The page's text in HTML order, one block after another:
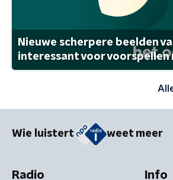
Nieuwe scherpere beelden
interessant voor
Wie luistert weet meer
Radio Info